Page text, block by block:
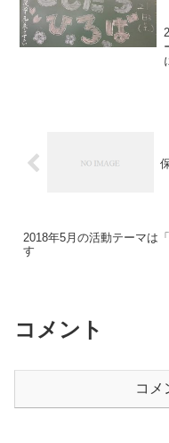
2018年5月の活動テーマは
す
コメント
コメ